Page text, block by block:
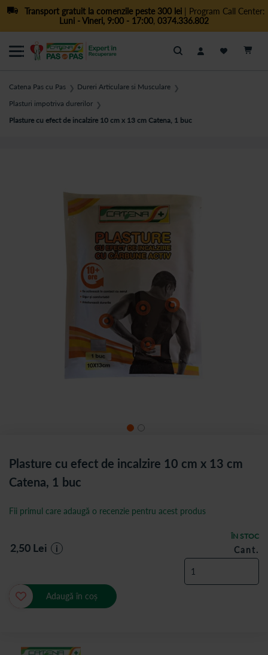
Transport gratuit la comenzile peste 300 lei| Program Call Center:
Luni - Vineri, 9:00 - 17:00, 0374.336.802
Cautare
Catena Pas cu Pas ❯ Dureri Articulare si Musculare ❯
Plasturi impotriva durerilor ❯
Plasture cu efect de incalzire 10 cm x 13 cm Catena, 1 buc
Plasture cu efect de incalzire 10 cm x 13 cm
Catena, 1 buc
ÎN STOC
Fii primul care adaugă o recenzie pentru acest produs
2,50 Lei i Cant.
Adaugă în coș